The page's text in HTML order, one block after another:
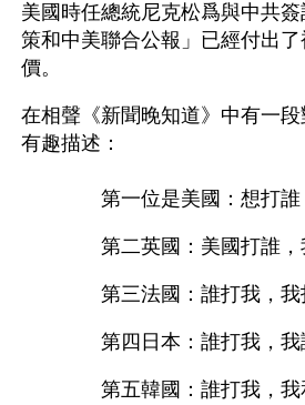
美國時任總統尼克松爲與中共
策和中美聯合公報」已經付出
價。
在相聲《新聞晚知道》中有一
有趣描述：
第一位是美國：想打誰，
第二英國：美國打誰，我
第三法國：誰打我，我
第四日本：誰打我，我讓
第五韓國：誰打我，我和